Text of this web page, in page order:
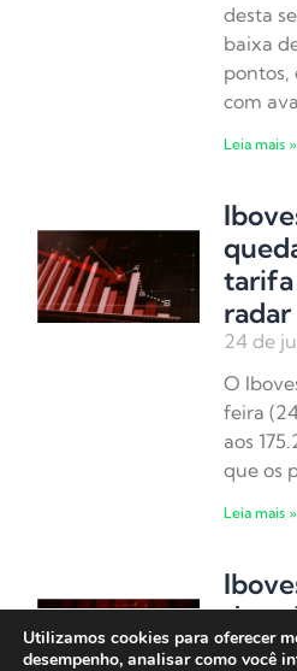
desta
baixa
pontos,
com
Leia mais »
tarifa
radar
24 de
O
feira
aos
que os
Leia mais »
Utilizamos cookies para oferecer
desempenho, analisar como você